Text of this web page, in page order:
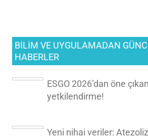
BILIM VE UYGULAMADAN
HABERLER
ESGO 2026’dan öne
yetkilendirme!
Yeni nihai veriler: